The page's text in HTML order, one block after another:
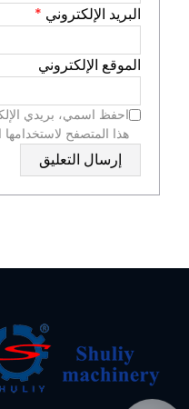
البريد الإلكتروني *
الموقع الإلكتروني
احفظ اسمي، بريدي
هذا المتصفح